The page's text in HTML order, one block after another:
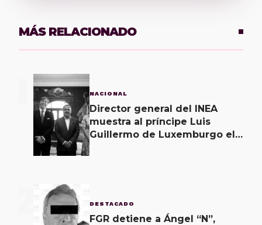
MÁS RELACIONADO
NACIONAL
Director general del INEA
muestra al príncipe Luis
Guillermo de Luxemburgo el
DESTACADO
FGR detiene a Ángel “N”,